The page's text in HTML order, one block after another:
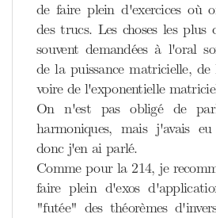
de faire plein d'exercices où
des trucs. Les choses les plus
souvent demandées à l'oral
de la puissance matricielle,
voire de l'exponentielle
On n'est pas obligé de
harmoniques, mais j'avais
donc j'en ai parlé.
Comme pour la 214, je
faire plein d'exos
"futée" des théorèmes